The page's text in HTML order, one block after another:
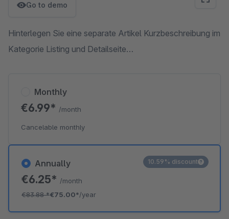
Go to demo
Hinterlegen Sie eine separate Artikel Kurzbeschreibung im
Kategorie Listing und Detailseite…
Annually
€6.25* /month
€83.88*€75.00*/year
10.59% discount
Monthly
€6.99* /month
Cancelable monthly